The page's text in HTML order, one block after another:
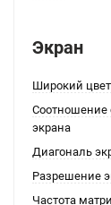
Экран
Широкий
Соотношение
экрана
Диагональ
Разрешение
Частота